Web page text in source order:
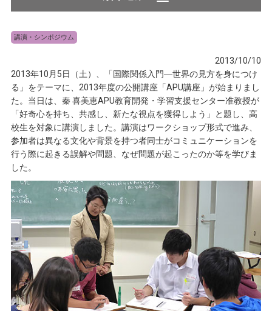
講演・シンポジウム
2013/10/10
2013年10月5日（土）、「国際関係入門―世界の見方を身につけ
る」をテーマに、2013年度の公開講座「APU講座」が始まりまし
た。当日は、秦 喜美恵APU教育開発・学習支援センター准教授が
「好奇心を持ち、共感し、新たな視点を獲得しよう」と題し、高
校生を対象に講演しました。講演はワークショップ形式で進み、
参加者は異なる文化や背景を持つ者同士がコミュニケーションを
行う際に起きる誤解や問題、なぜ問題が起こったのか等を学びま
した。